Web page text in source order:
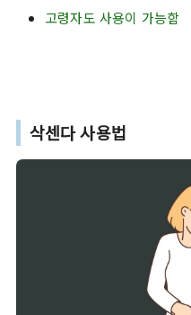
고령자도 사용이 가능함
삭센다 사용법